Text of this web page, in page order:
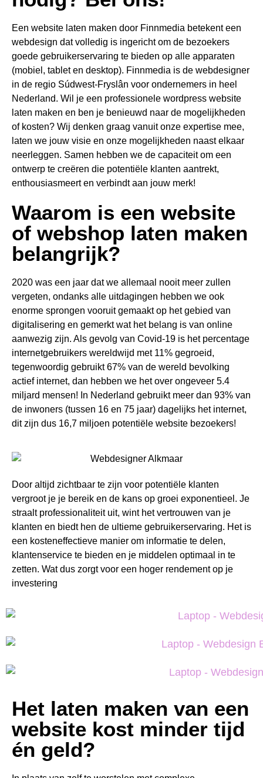
Een website laten maken door Finnmedia betekent een
webdesign dat volledig is ingericht om de bezoekers
goede gebruikerservaring te bieden op alle apparaten
(mobiel, tablet en desktop). Finnmedia is de webdesigner
in de regio Súdwest-Fryslân voor ondernemers in heel
Nederland. Wil je een professionele wordpress website
laten maken en ben je benieuwd naar de mogelijkheden
of kosten? Wij denken graag vanuit onze expertise mee,
laten we jouw visie en onze mogelijkheden naast elkaar
neerleggen. Samen hebben we de capaciteit om een
ontwerp te creëren die potentiële klanten aantrekt,
enthousiasmeert en verbindt aan jouw merk!
Waarom is een website
of webshop laten maken
belangrijk?
2020 was een jaar dat we allemaal nooit meer zullen
vergeten, ondanks alle uitdagingen hebben we ook
enorme sprongen vooruit gemaakt op het gebied van
digitalisering en gemerkt wat het belang is van online
aanwezig zijn. Als gevolg van Covid-19 is het percentage
internetgebruikers wereldwijd met 11% gegroeid,
tegenwoordig gebruikt 67% van de wereld bevolking
actief internet, dan hebben we het over ongeveer 5.4
miljard mensen! In Nederland gebruikt meer dan 93% van
de inwoners (tussen 16 en 75 jaar) dagelijks het internet,
dit zijn dus 16,7 miljoen potentiële website bezoekers!
Door altijd zichtbaar te zijn voor potentiële klanten
vergroot je je bereik en de kans op groei exponentieel. Je
straalt professionaliteit uit, wint het vertrouwen van je
klanten en biedt hen de ultieme gebruikerservaring. Het is
een kosteneffectieve manier om informatie te delen,
klantenservice te bieden en je middelen optimaal in te
zetten. Wat dus zorgt voor een hoger rendement op je
investering
Het laten maken van een
website kost minder tijd
én geld?